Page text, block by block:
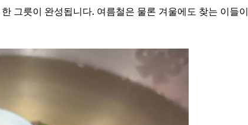
그릇이 완성됩니다. 여름철은 물론 겨울에도 찾는 이들이